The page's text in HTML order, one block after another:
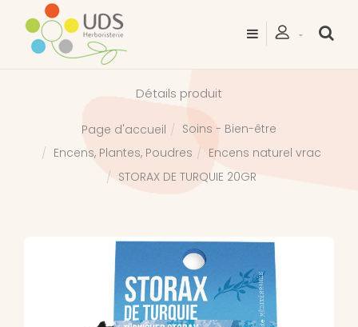
Détails produit
Page d'accueil
Soins - Bien-être
Encens, Plantes, Poudres
Encens naturel vrac
STORAX DE TURQUIE 20GR